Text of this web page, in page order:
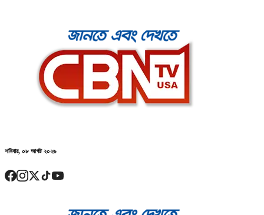
শনিবার, ০৮ আগষ্ট ২০২৬